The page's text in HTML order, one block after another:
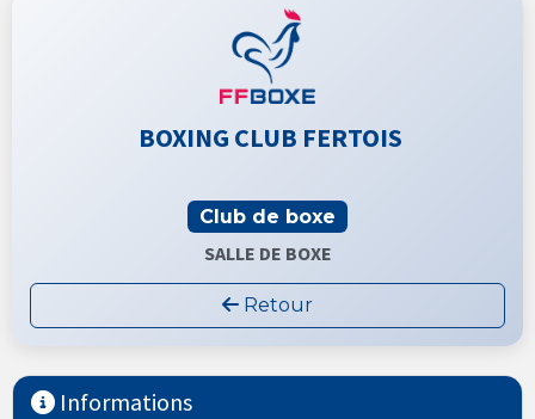
BOXING CLUB FERTOIS
Club de boxe
SALLE DE BOXE
Retour
Informations